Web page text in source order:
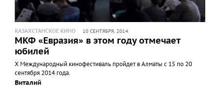
КАЗАХСТАНСКОЕ КИНО 10 СЕНТЯБРЯ, 2014
МКФ «Евразия» в этом году отмечает
юбилей
Х Международный кинофестиваль пройдет в Алматы с 15 по 20
сентября 2014 года.
Виталий